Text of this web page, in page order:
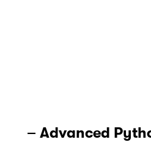
Advanced Python Programming –